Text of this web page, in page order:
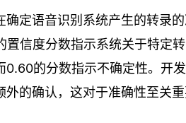
确定语音识别系统产生的转录
置信度分数指示系统关于特定
0.60的分数指示不确定性。开
外的确认，这对于准确性至关